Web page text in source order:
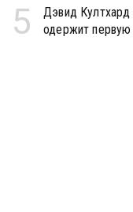
5
Дэвид Култхард
одержит